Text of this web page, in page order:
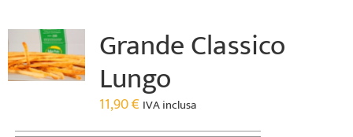
Grande Classico
Lungo
11,90€ IVA inclusa